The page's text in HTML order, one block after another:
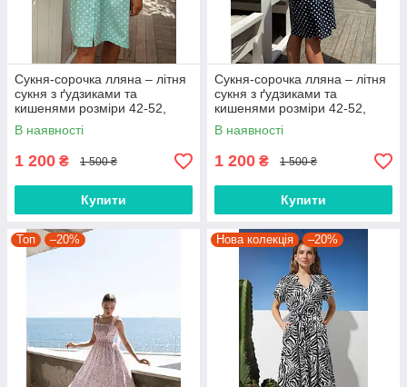
Сукня-сорочка лляна – літня
сукня з ґудзиками та
кишенями розміри 42-52,
арт. 014-1
В наявності
1 200 ₴ 1 500 ₴
Купити
Сукня-сорочка лляна – літня
сукня з ґудзиками та
кишенями розміри 42-52,
арт. 014-1
В наявності
1 200 ₴ 1 500 ₴
Купити
Топ –20% Нова колекція –20%